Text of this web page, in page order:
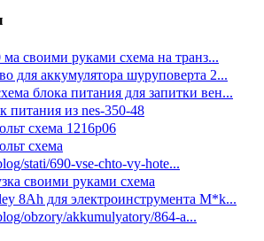
ма своими руками схема на транз...
для аккумулятора шуруповерта 2...
блока питания для запитки вен...
питания из nes-350-48
схема 1216p06
схема
stati/690-vse-chto-vy-hote...
своими руками схема
8Ah для электроинструмента M*k...
obzory/akkumulyatory/864-a...